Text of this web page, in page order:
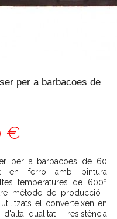
per a barbacoes de
€
per a barbacoes de 60
en ferro amb pintura
temperatures de 600º
mètode de producció i
el converteixen en
qualitat i resistència